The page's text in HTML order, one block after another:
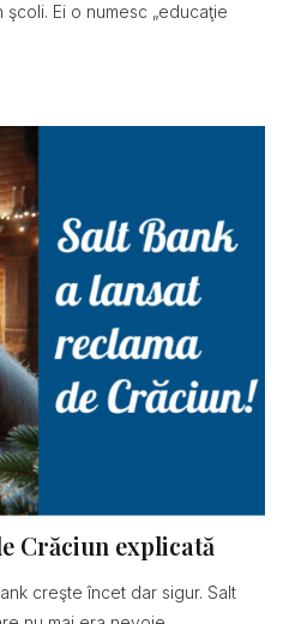
Ei o numesc „educaţie
Crăciun explicată
creşte încet dar sigur. Salt